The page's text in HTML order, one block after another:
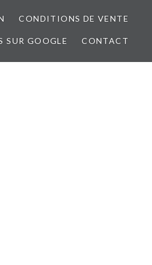
CONDITIONS DE VENTE
SUR GOOGLE CONTACT